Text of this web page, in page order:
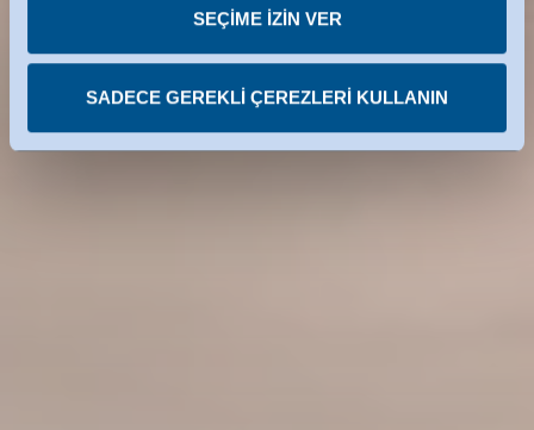
SEÇIME IZIN VER
SADECE GEREKLI ÇEREZLERI KULLANIN